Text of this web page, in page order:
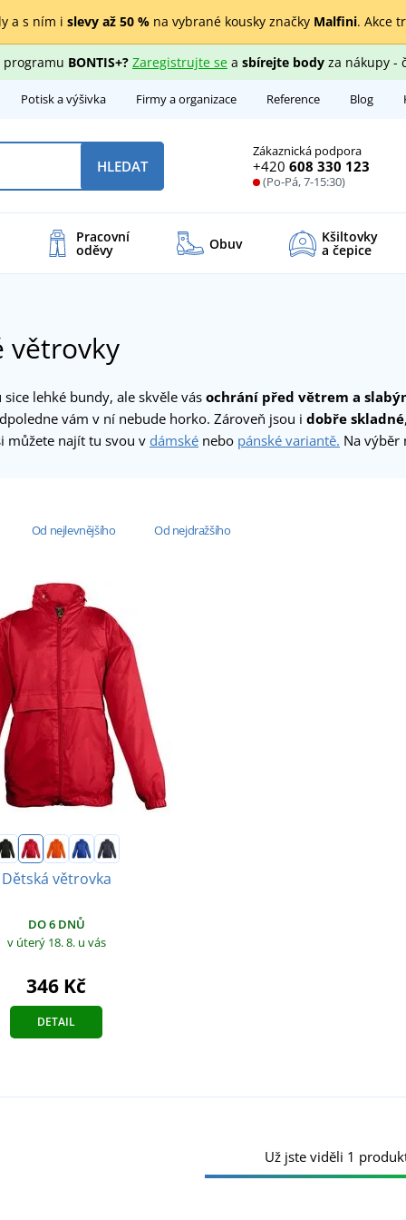
a s ním i slevy až 50 %na vybrané kousky značky Malfini. Akce
programu BONTIS+? Zaregistrujte sea sbírejte bodyza nákupy -
Potisk a výšivka Firmy a organizace Reference Blog
Zákaznická podpora
+420 608 330 123
(Po-Pá, 7-15:30)
HLEDAT
Pracovní
oděvy Obuv Kšiltovky
a čepice
větrovky
lehké bundy, ale skvěle vás ochrání před větrem a
vám v ní nebude horko. Zároveň jsou i dobře skladné
můžete najít tu svou v dámské nebo pánské variantě. Na výběr
Od nejlevnějšího Od nejdražšího
Dětská větrovka
DO 6 DNŮ
v úterý 18. 8. u vás
346 Kč
DETAIL
Už jste viděli 1